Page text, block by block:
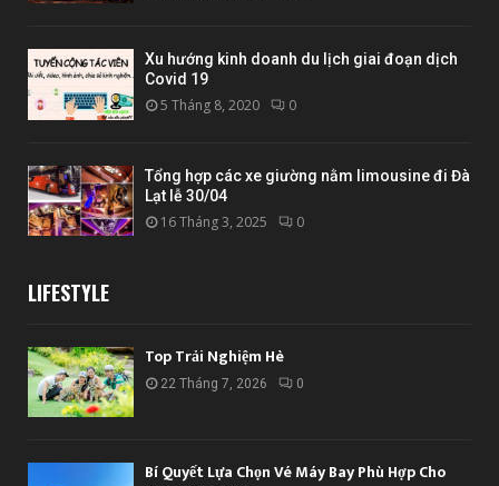
Xu hướng kinh doanh du lịch giai đoạn dịch
Covid 19
5 Tháng 8, 2020 0
Tổng hợp các xe giường nằm limousine đi Đà
Lạt lễ 30/04
16 Tháng 3, 2025 0
LIFESTYLE
Top Trải Nghiệm Hè
22 Tháng 7, 2026 0
Bí Quyết Lựa Chọn Vé Máy Bay Phù Hợp Cho